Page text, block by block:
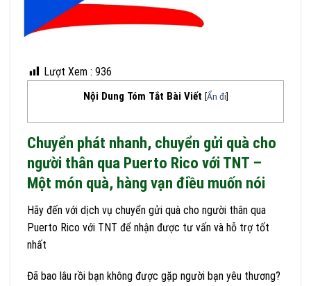
Lượt Xem : 936
Nội Dung Tóm Tắt Bài Viết [Ẩn đi]
Chuyển phát nhanh, chuyển gửi quà cho
người thân qua Puerto Rico với TNT –
Một món quà, hàng vạn điều muốn nói
Hãy đến với dịch vụ chuyển gửi quà cho người thân qua
Puerto Rico với TNT để nhận được tư vấn và hỗ trợ tốt
nhất
Đã bao lâu rồi bạn không được gặp người bạn yêu thương?